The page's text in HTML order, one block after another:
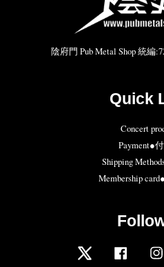
陰府門 Pub Metal Shop 統編
Quick
Concert
Payment●
Shipping
Membership
Twitter Facebook